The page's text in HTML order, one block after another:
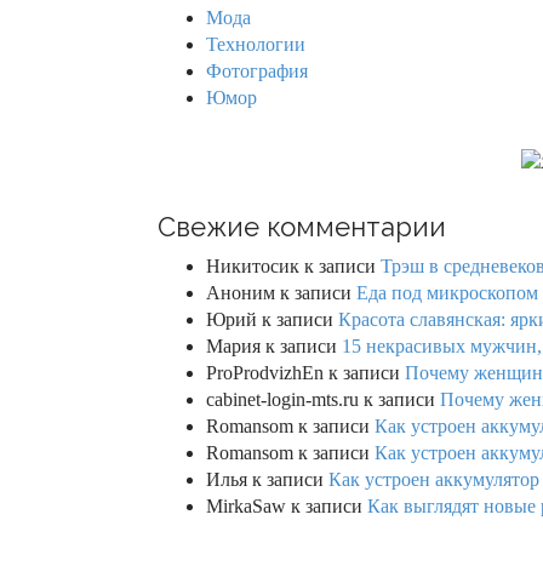
Мода
Технологии
Фотография
Юмор
Свежие комментарии
Никитосик к записи Трэш в
Аноним к записи Еда под микроскопом
Юрий к записи Красота славянская:
Мария к записи 15 некрасивых
ProProdvizhEn к записи Почему
cabinet-login-mts.ru к записи Почему
Romansom к записи Как устроен
Romansom к записи Как устроен
Илья к записи Как устроен
MirkaSaw к записи Как выглядят новые